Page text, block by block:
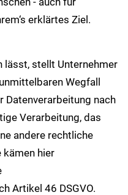
erklärtes Ziel.
lässt, stellt Unternehmer
Wegfall
Datenverarbeitung nach
Verarbeitung, das
andere rechtliche
kämen hier
Artikel 46 DSGVO.